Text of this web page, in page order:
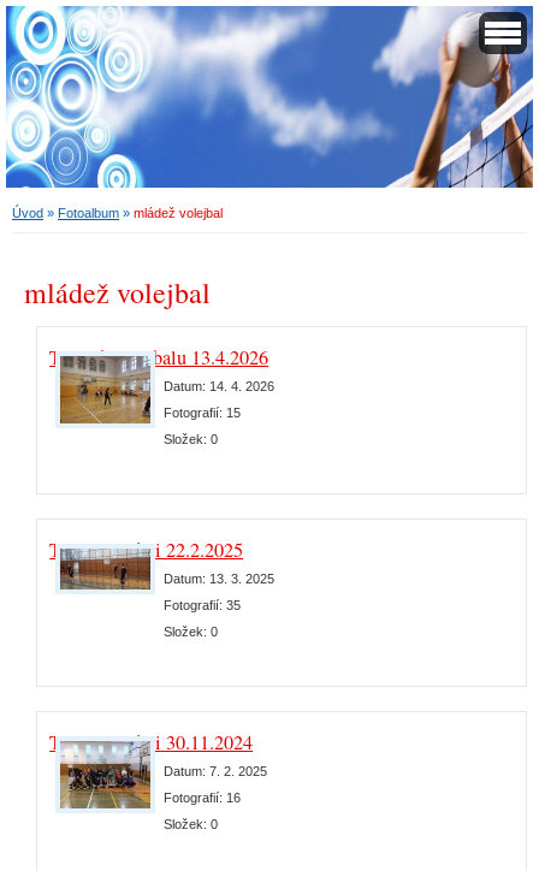
Úvod » Fotoalbum » mládež volejbal
mládež volejbal
Trénink volejbalu 13.4.2026
Datum: 14. 4. 2026
Fotografií: 15
Složek:0
Turnaj s rodiči 22.2.2025
Datum: 13. 3. 2025
Fotografií:35
Složek:0
Turnaj s rodiči 30.11.2024
Datum:7. 2. 2025
Fotografií: 16
Složek:0